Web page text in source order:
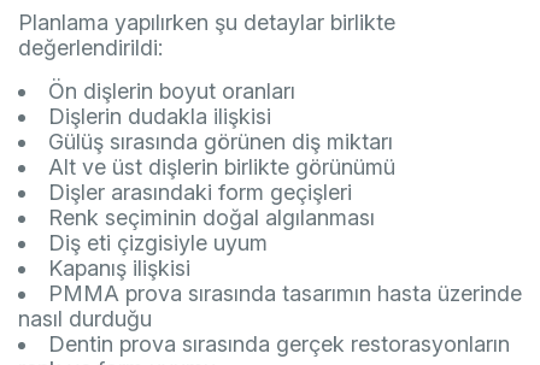
Planlama yapılırken şu detaylar birlikte
değerlendirildi:
Ön dişlerin boyut oranları
Dişlerin dudakla ilişkisi
Gülüş sırasında görünen diş miktarı
Alt ve üst dişlerin birlikte görünümü
Dişler arasındaki form geçişleri
Renk seçiminin doğal algılanması
Diş eti çizgisiyle uyum
Kapanış ilişkisi
PMMA prova sırasında tasarımın hasta üzerinde
nasıl durduğu
Dentin prova sırasında gerçek restorasyonların